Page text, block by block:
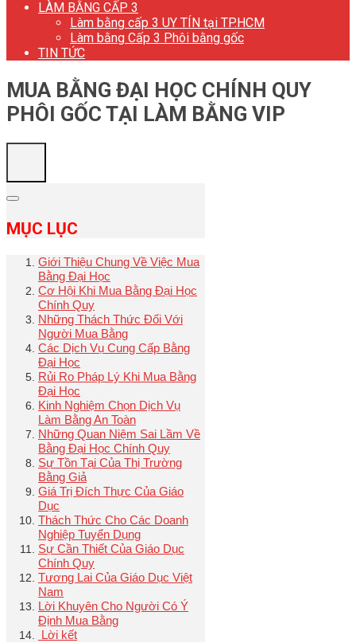
LÀM BẰNG CẤP 3
Làm bằng cấp 3 UY TÍN tại TP.HCM
Làm bằng Cấp 3 Phôi bằng gốc
TIN TỨC
MUA BẰNG ĐẠI HỌC CHÍNH QUY
PHÔI GỐC TẠI LÀM BẰNG VIP
MỤC LỤC
Giới Thiệu Chung Về Việc Mua
Bằng Đại Học
Cơ Hội Khi Mua Bằng Đại Học
Chính Quy
Những Thách Thức Đối Với
Người Mua Bằng
Các Dịch Vụ Cung Cấp Bằng
Đại Học
Rủi Ro Pháp Lý Khi Mua Bằng
Đại Học
Kinh Nghiệm Chọn Dịch Vụ
Làm Bằng An Toàn
Những Quan Niệm Sai Lầm Về
Bằng Đại Học Chính Quy
Sự Tồn Tại Của Thị Trường
Bằng Giả
Giá Trị Đích Thực Của Giáo
Dục
Thách Thức Cho Các Doanh
Nghiệp Tuyển Dụng
Sự Cần Thiết Của Giáo Dục
Chính Quy
Tương Lai Của Giáo Dục Việt
Nam
Lời Khuyên Cho Người Có Ý
Định Mua Bằng
Lời kết